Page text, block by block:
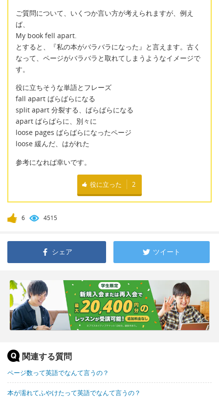
ご質問について、いくつか言い方が考えられますが、例え
ば、
My book fell apart.
とすると、『私の本がバラバラになった』と言えます。古く
なって、ページがバラバラと取れてしまうようなイメージで
す。
役に立ちそうな単語とフレーズ
fall apart ばらばらになる
split apart 分裂する、ばらばらになる
apart ばらばらに、別々に
loose pages ばらばらになったページ
loose 緩んだ、はがれた
参考になれば幸いです。
役に立った 2
6 4515
シェア ツイート
関連する質問
ページ数って英語でなんて言うの？
本が濡れてふやけたって英語でなんて言うの？